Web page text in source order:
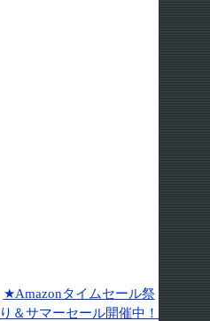
★Amazonタイムセール祭
り＆サマーセール開催中！